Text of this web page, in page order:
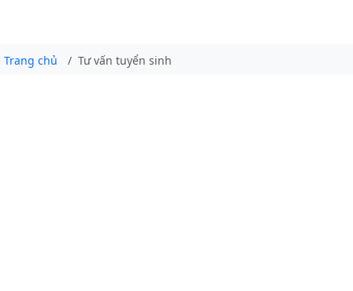
Trang chủ Tư vấn tuyển sinh